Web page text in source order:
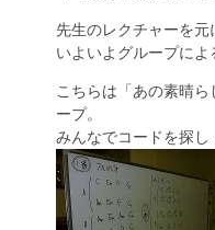
先生のレクチャーを元
いよいよグループによ
こちらは「あの素晴
ープ。
みんなでコードを探し